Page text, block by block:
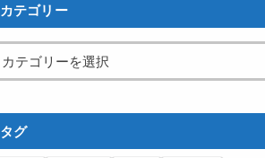
カテゴリー
タグ